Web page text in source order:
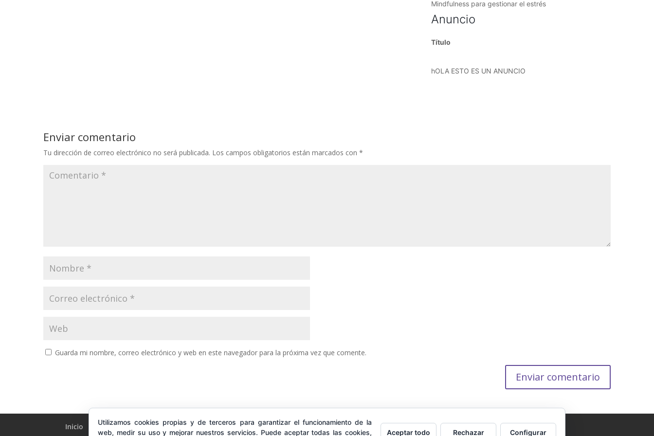
Mindfulness para gestionar el estrés
Anuncio
Título
hOLA ESTO ES UN ANUNCIO
Enviar comentario
Tu dirección de correo electrónico no será publicada. Los campos obligatorios están marcados con *
Guarda mi nombre, correo electrónico y web en este navegador para la próxima vez que comente.
Inicio Quién soy Cursos y Servicios Online Retiros ¿Hablamos?
Utilizamos cookies propias y de terceros para garantizar el funcionamiento de la
web, medir su uso y mejorar nuestros servicios. Puede aceptar todas las cookies,
Aceptar todo Rechazar Configurar